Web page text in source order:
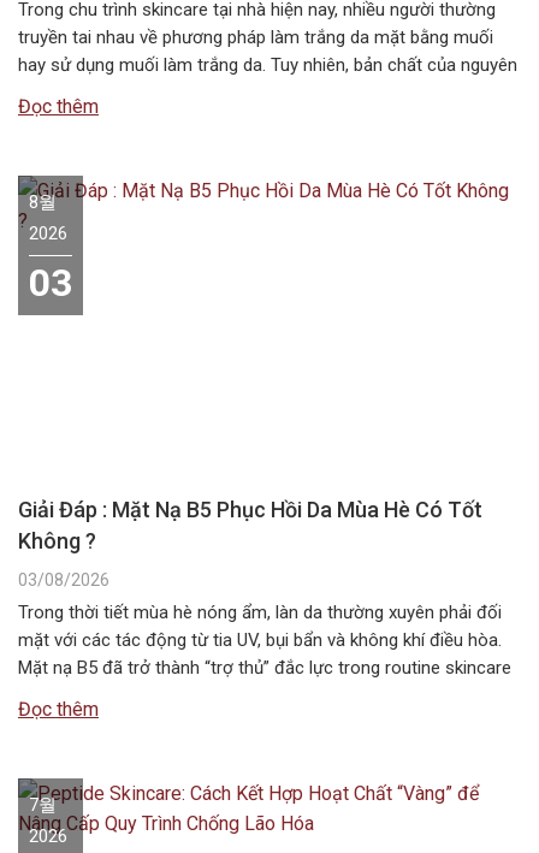
Trong chu trình skincare tại nhà hiện nay, nhiều người thường
truyền tai nhau về phương pháp làm trắng da mặt bằng muối
hay sử dụng muối làm trắng da. Tuy nhiên, bản chất của nguyên
các dòng mỹ phẩm chuyên dụng….
Đọc thêm
8월
2026
03
Giải Đáp : Mặt Nạ B5 Phục Hồi Da Mùa Hè Có Tốt
Không ?
03/08/2026
Trong thời tiết mùa hè nóng ẩm, làn da thường xuyên phải đối
mặt với các tác động từ tia UV, bụi bẩn và không khí điều hòa.
Mặt nạ B5 đã trở thành “trợ thủ” đắc lực trong routine skincare
Đọc thêm
7월
2026